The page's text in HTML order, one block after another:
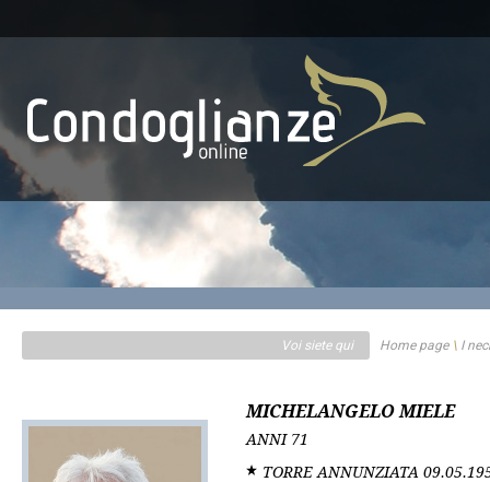
Voi siete qui Home page\ I
MICHELANGELO MIELE
ANNI 71
TORRE ANNUNZIATA